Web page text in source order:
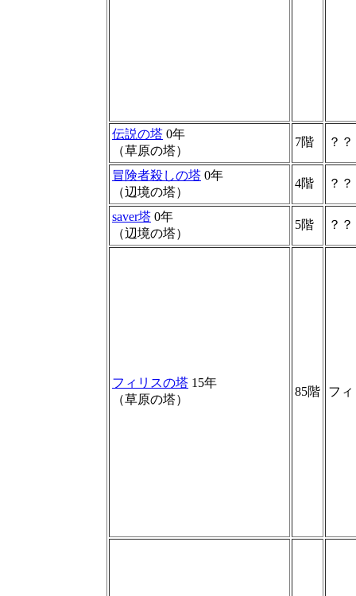
伝説の塔 0年
（草原の塔）
7階 ？
冒険者殺しの塔 0年
（辺境の塔）
4階 ？
saver塔 0年
（辺境の塔）
5階 ？
フィリスの塔 15年
（草原の塔）
85階 フ